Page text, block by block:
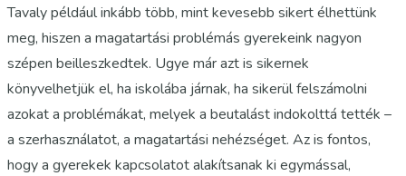
Tavaly például inkább több, mint kevesebb sikert élhettünk
meg, hiszen a magatartási problémás gyerekeink nagyon
szépen beilleszkedtek. Ugye már azt is sikernek
könyvelhetjük el, ha iskolába járnak, ha sikerül felszámolni
azokat a problémákat, melyek a beutalást indokolttá tették –
a szerhasználatot, a magatartási nehézséget. Az is fontos,
hogy a gyerekek kapcsolatot alakítsanak ki egymással,